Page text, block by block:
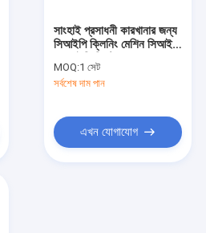
সাংহাই প্রসাধনী কারখানার জন্য
সিআইপি ক্লিনিং মেশিন সিআইপি
MOQ:1 সেট
সর্বশেষ দাম পান
এখন যোগাযোগ